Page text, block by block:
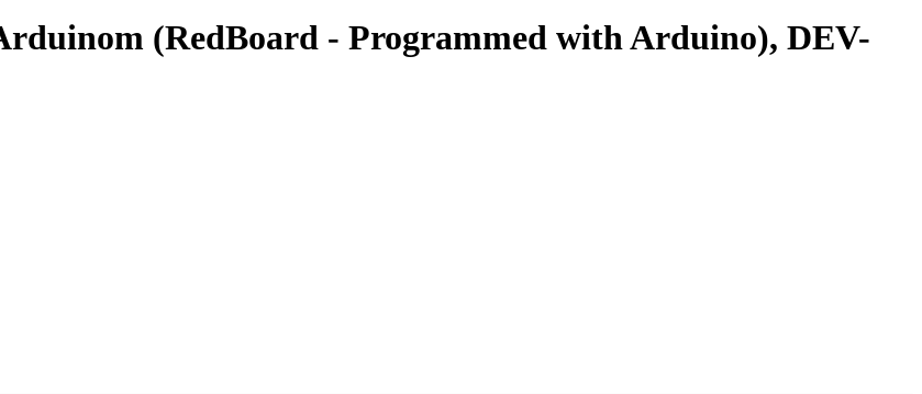
(RedBoard - Programmed with Arduino), DEV-